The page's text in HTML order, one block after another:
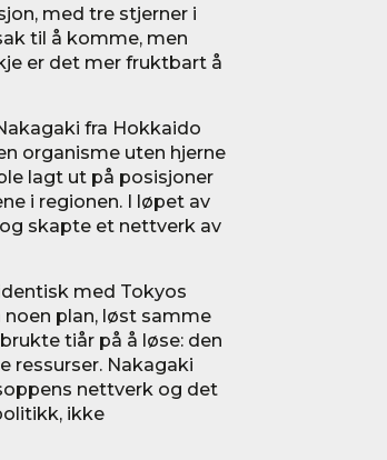
med tre stjerner i
til å komme, men
er det mer fruktbart å
fra Hokkaido
organisme uten hjerne
lagt ut på posisjoner
i regionen. I løpet av
skapte et nettverk av
med Tokyos
plan, løst samme
tiår på å løse: den
ressurser. Nakagaki
nettverk og det
ikke